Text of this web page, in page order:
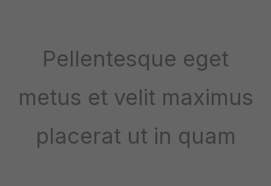
Pellentesque eget
metus et velit maximus
placerat ut in quam